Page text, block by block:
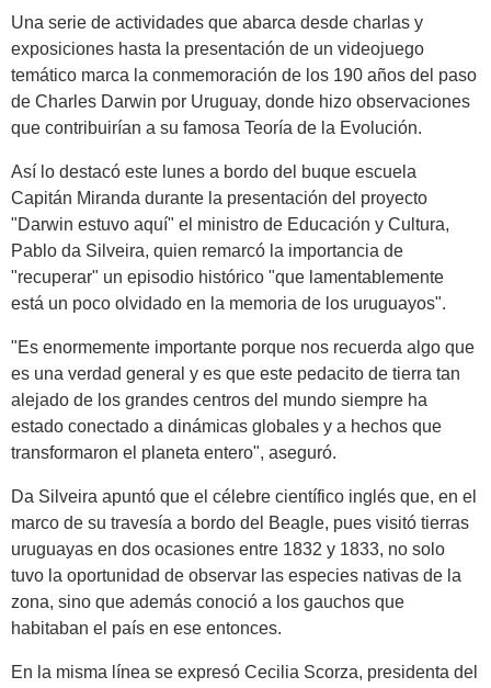
Una serie de actividades que abarca desde charlas y
exposiciones hasta la presentación de un videojuego
temático marca la conmemoración de los 190 años del paso
de Charles Darwin por Uruguay, donde hizo observaciones
que contribuirían a su famosa Teoría de la Evolución.
Así lo destacó este lunes a bordo del buque escuela
Capitán Miranda durante la presentación del proyecto
"Darwin estuvo aquí" el ministro de Educación y Cultura,
Pablo da Silveira, quien remarcó la importancia de
"recuperar" un episodio histórico "que lamentablemente
está un poco olvidado en la memoria de los uruguayos".
"Es enormemente importante porque nos recuerda algo que
es una verdad general y es que este pedacito de tierra tan
alejado de los grandes centros del mundo siempre ha
estado conectado a dinámicas globales y a hechos que
transformaron el planeta entero", aseguró.
Da Silveira apuntó que el célebre científico inglés que, en el
marco de su travesía a bordo del Beagle, pues visitó tierras
uruguayas en dos ocasiones entre 1832 y 1833, no solo
tuvo la oportunidad de observar las especies nativas de la
zona, sino que además conoció a los gauchos que
habitaban el país en ese entonces.
En la misma línea se expresó Cecilia Scorza, presidenta del